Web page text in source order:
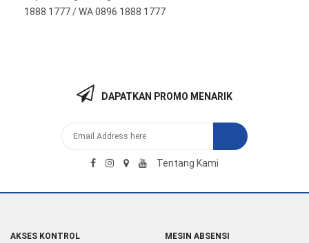
1888 1777/WA 0896 1888 1777
DAPATKAN PROMO MENARIK
Tentang Kami
AKSES KONTROL MESIN ABSENSI